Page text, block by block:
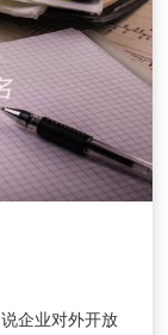
企业对外开放